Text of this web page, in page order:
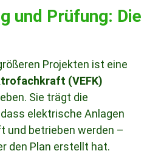
und Prüfung: Die
Projekten ist eine
(VEFK)
Sie trägt die
elektrische Anlagen
und betrieben werden –
den Plan erstellt hat.